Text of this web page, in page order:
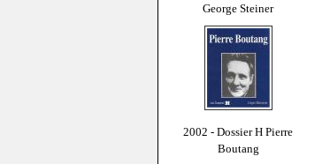
George Steiner
2002 - Dossier H Pierre
Boutang